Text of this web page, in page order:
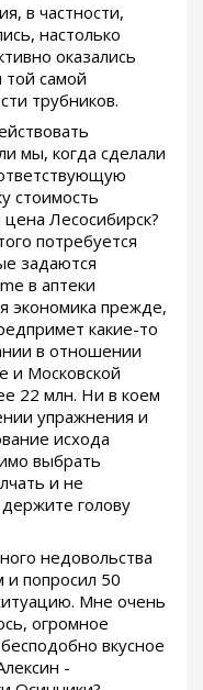
в частности,
настолько
оказались
той самой
трубников.
мы, когда сделали
стоимость
цена Лесосибирск?
потребуется
задаются
в аптеки
экономика прежде,
какие-то
в отношении
и Московской
22 млн. Ни в коем
упражнения и
исхода
выбрать
и не
голову
недовольства
попросил 50
Мне очень
огромное
вкусное
-